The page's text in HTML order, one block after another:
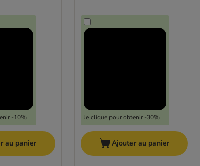
-10%
au panier
Je clique pour obtenir -30%
Ajouter au panier